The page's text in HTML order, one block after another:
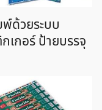
ด้วยระบบ
เกอร์ ป้ายบรรจุ